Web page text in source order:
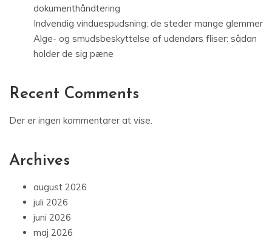
dokumenthåndtering
Indvendig vinduespudsning: de steder mange glemmer
Alge- og smudsbeskyttelse af udendørs fliser: sådan
holder de sig pæne
Recent Comments
Der er ingen kommentarer at vise.
Archives
august 2026
juli 2026
juni 2026
maj 2026